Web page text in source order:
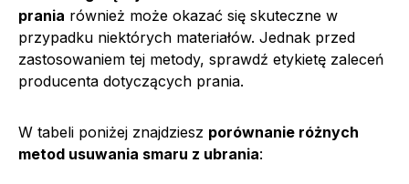
prania również może okazać się skuteczne w
przypadku niektórych materiałów. Jednak przed
zastosowaniem tej metody, sprawdź etykietę zaleceń
producenta dotyczących prania.
W tabeli poniżej znajdziesz porównanie różnych
metod usuwania smaru z ubrania: